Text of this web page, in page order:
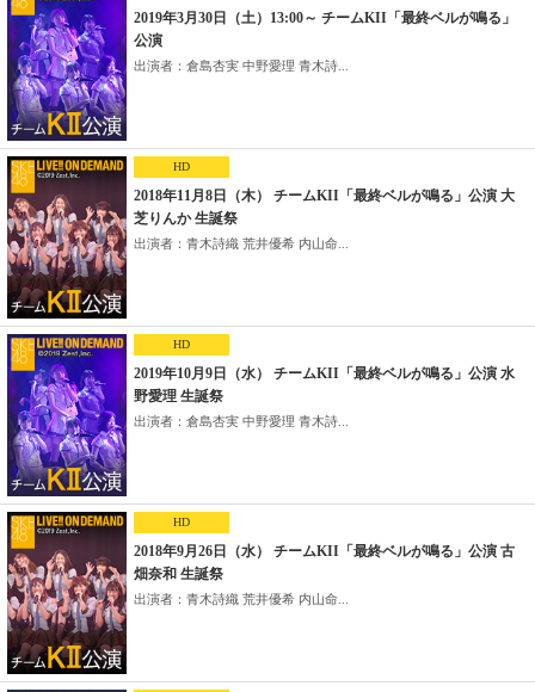
2019年3月30日（土）13:00～ チームKII「最終ベルが鳴る」
公演
出演者：倉島杏実 中野愛理 青木詩...
HD
2018年11月8日（木） チームKII「最終ベルが鳴る」公演 大
芝りんか 生誕祭
出演者：青木詩織 荒井優希 内山命...
HD
2019年10月9日（水） チームKII「最終ベルが鳴る」公演 水
野愛理 生誕祭
出演者：倉島杏実 中野愛理 青木詩...
HD
2018年9月26日（水） チームKII「最終ベルが鳴る」公演 古
畑奈和 生誕祭
出演者：青木詩織 荒井優希 内山命...